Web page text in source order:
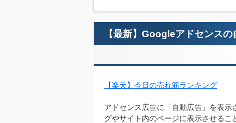
【最新】Googleアドセンス
【楽天】今日の売れ筋ランキング
アドセンス広告に「自動広告」を表
グやサイト内のページに表示させるこ